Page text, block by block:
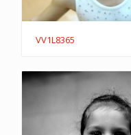
VV1L8365